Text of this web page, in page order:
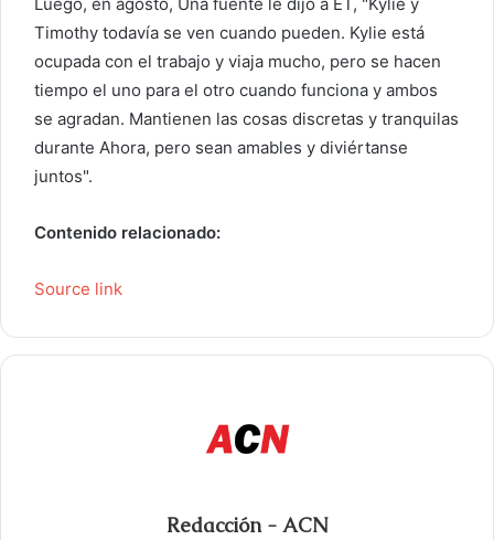
Timothy todavía se ven cuando pueden. Kylie está
ocupada con el trabajo y viaja mucho, pero se hacen
tiempo el uno para el otro cuando funciona y ambos
se agradan. Mantienen las cosas discretas y tranquilas
durante Ahora, pero sean amables y diviértanse
juntos".
Contenido relacionado:
Source link
Redacción - ACN